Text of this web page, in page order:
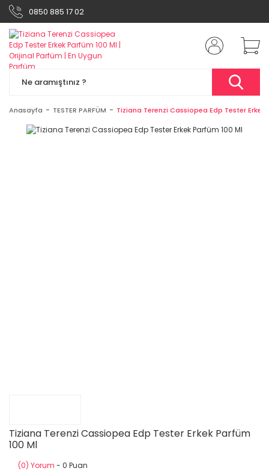
0850 885 17 02
Anasayfa TESTER PARFÜM Tiziana Terenzi Cassiopea Edp Tester Erkek
Tiziana Terenzi Cassiopea Edp Tester Erkek Parfüm
100 Ml
(0) Yorum - 0 Puan